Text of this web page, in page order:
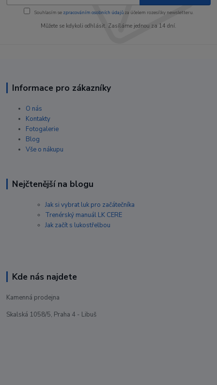
Souhlasím se zpracováním osobních údajůza účelem rozesílky newsletteru.
Můžete se kdykoli odhlásit. Zasíláme jednou za 14 dní.
Informace pro zákazníky
O nás
Kontakty
Fotogalerie
Blog
Vše o nákupu
Nejčtenější na blogu
Jak si vybrat luk pro začátečníka
Trenérský manuál LK CERE
Jak začít s lukostřelbou
Kde nás najdete
Kamenná prodejna
Skalská 1058/5, Praha 4 - Libuš